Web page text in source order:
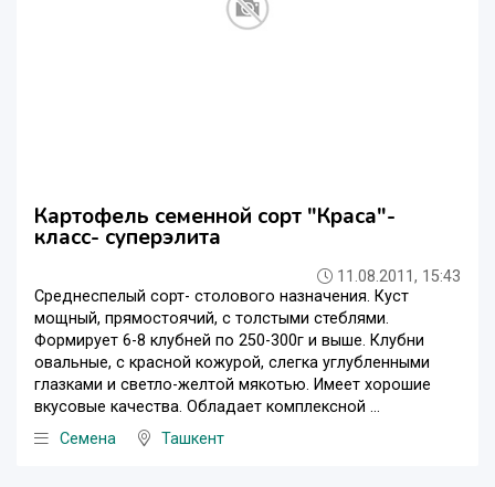
Картофель семенной сорт "Краса"-
класс- суперэлита
11.08.2011, 15:43
Среднеспелый сорт- столового назначения. Куст
мощный, прямостоячий, с толстыми стеблями.
Формирует 6-8 клубней по 250-300г и выше. Клубни
овальные, с красной кожурой, слегка углубленными
глазками и светло-желтой мякотью. Имеет хорошие
вкусовые качества. Обладает комплексной ...
Семена
Ташкент